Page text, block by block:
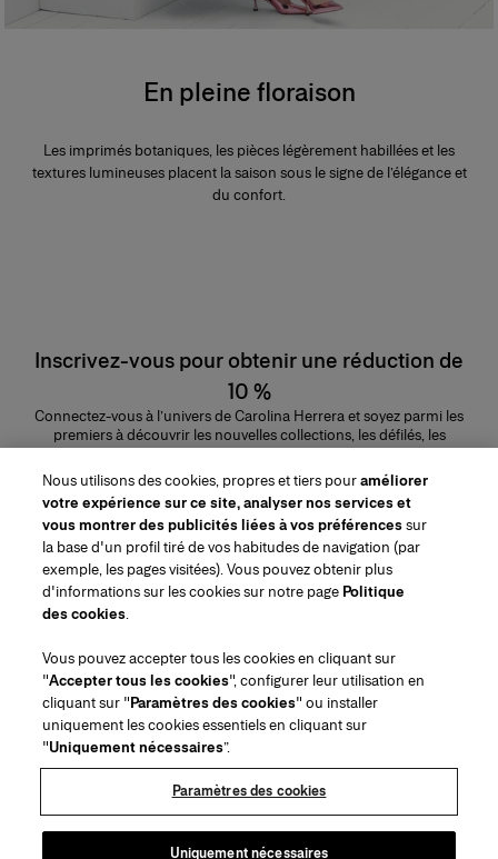
En pleine floraison
Les imprimés botaniques, les pièces légèrement habillées et les
textures lumineuses placent la saison sous le signe de l’élégance et
du confort.
Inscrivez-vous pour obtenir une réduction de
10 %
Connectez-vous à l’univers de Carolina Herrera et soyez parmi les
premiers à découvrir les nouvelles collections, les défilés, les
lancements de parfums, les conseils maquillage et bien plus encore.
Adresse e-mail
Service à la clientèle
Trouver une boutique
Contactez-nous
Livraisons et Retours Beauté
Retourner ma commande
FAQs
Service d'emballage cadeau
À propos de nous
House of Herrera
Emplois
(s'ouvre dans un nouvel onglet)
chcarolinaherrera.com
(s'ouvre dans un nouvel onglet)
Mentions légales et cookies
Conditions générales
Conditions Générales de Vente Beauté
Conditions Générales de Vente Mode
Déclaration d'accessibilité
Nous utilisons des cookies, propres et tiers pouraméliorer
votre expérience sur ce site, analyser nos services et
vous montrer des publicités liées à vos préférencessur
la base d'un profil tiré de vos habitudes de navigation (par
exemple, les pages visitées). Vous pouvez obtenir plus
d'informations sur les cookies sur notre page Politique
des cookies.
Vous pouvez accepter tous les cookies en cliquant sur
"Accepter tous les cookies", configurer leur utilisation en
cliquant sur "Paramètres des cookies" ou installer
uniquement les cookies essentiels en cliquant sur
"Uniquement nécessaires”.
Paramètres des cookies
Uniquement nécessaires